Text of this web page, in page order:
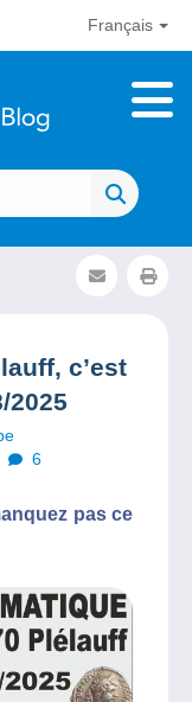
Français
c’est
2025
6
pas ce